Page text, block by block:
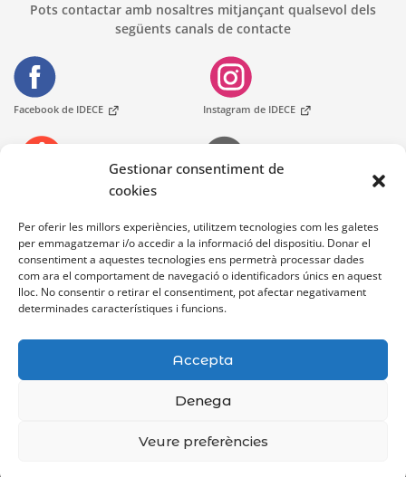
Gestionar consentiment de
cookies
Per oferir les millors experiències, utilitzem tecnologies com les galetes
per emmagatzemar i/o accedir a la informació del dispositiu. Donar el
consentiment a aquestes tecnologies ens permetrà processar dades
com ara el comportament de navegació o identificadors únics en aquest
lloc. No consentir o retirar el consentiment, pot afectar negativament
determinades característiques i funcions.
Accepta
Denega
Veure preferències
Pots contactar amb nosaltres mitjançant qualsevol dels
següents canals de contacte
Facebook de IDECE
Oficines d'Atenció Ciutadania
Bústia de contacte
Instagram de IDECE